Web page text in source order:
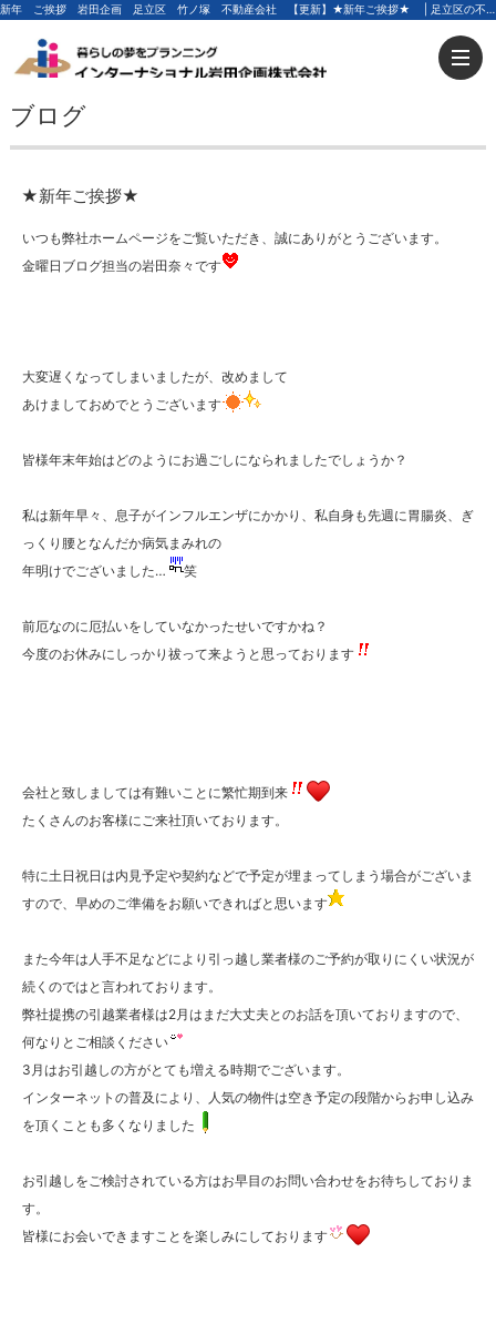
新年 ご挨拶 岩田企画 足立区 竹ノ塚 不動産会社 【更新】★新年ご挨拶★ | 足立区の不動産ならインターナショナル岩田企画
ブログ
★新年ご挨拶★
いつも弊社ホームページをご覧いただき、誠にありがとうございます。
金曜日ブログ担当の岩田奈々です
大変遅くなってしまいましたが、改めまして
あけましておめでとうございます
皆様年末年始はどのようにお過ごしになられましたでしょうか？
私は新年早々、息子がインフルエンザにかかり、私自身も先週に胃腸炎、ぎ
っくり腰となんだか病気まみれの
年明けでございました…
笑
前厄なのに厄払いをしていなかったせいですかね？
今度のお休みにしっかり祓って来ようと思っております
会社と致しましては有難いことに繁忙期到来
たくさんのお客様にご来社頂いております。
特に土日祝日は内見予定や契約などで予定が埋まってしまう場合がございま
すので、早めのご準備をお願いできればと思います
また今年は人手不足などにより引っ越し業者様のご予約が取りにくい状況が
続くのではと言われております。
弊社提携の引越業者様は2月はまだ大丈夫とのお話を頂いておりますので、
何なりとご相談ください
3月はお引越しの方がとても増える時期でございます。
インターネットの普及により、人気の物件は空き予定の段階からお申し込み
を頂くことも多くなりました
お引越しをご検討されている方はお早目のお問い合わせをお待ちしておりま
す。
皆様にお会いできますことを楽しみにしております